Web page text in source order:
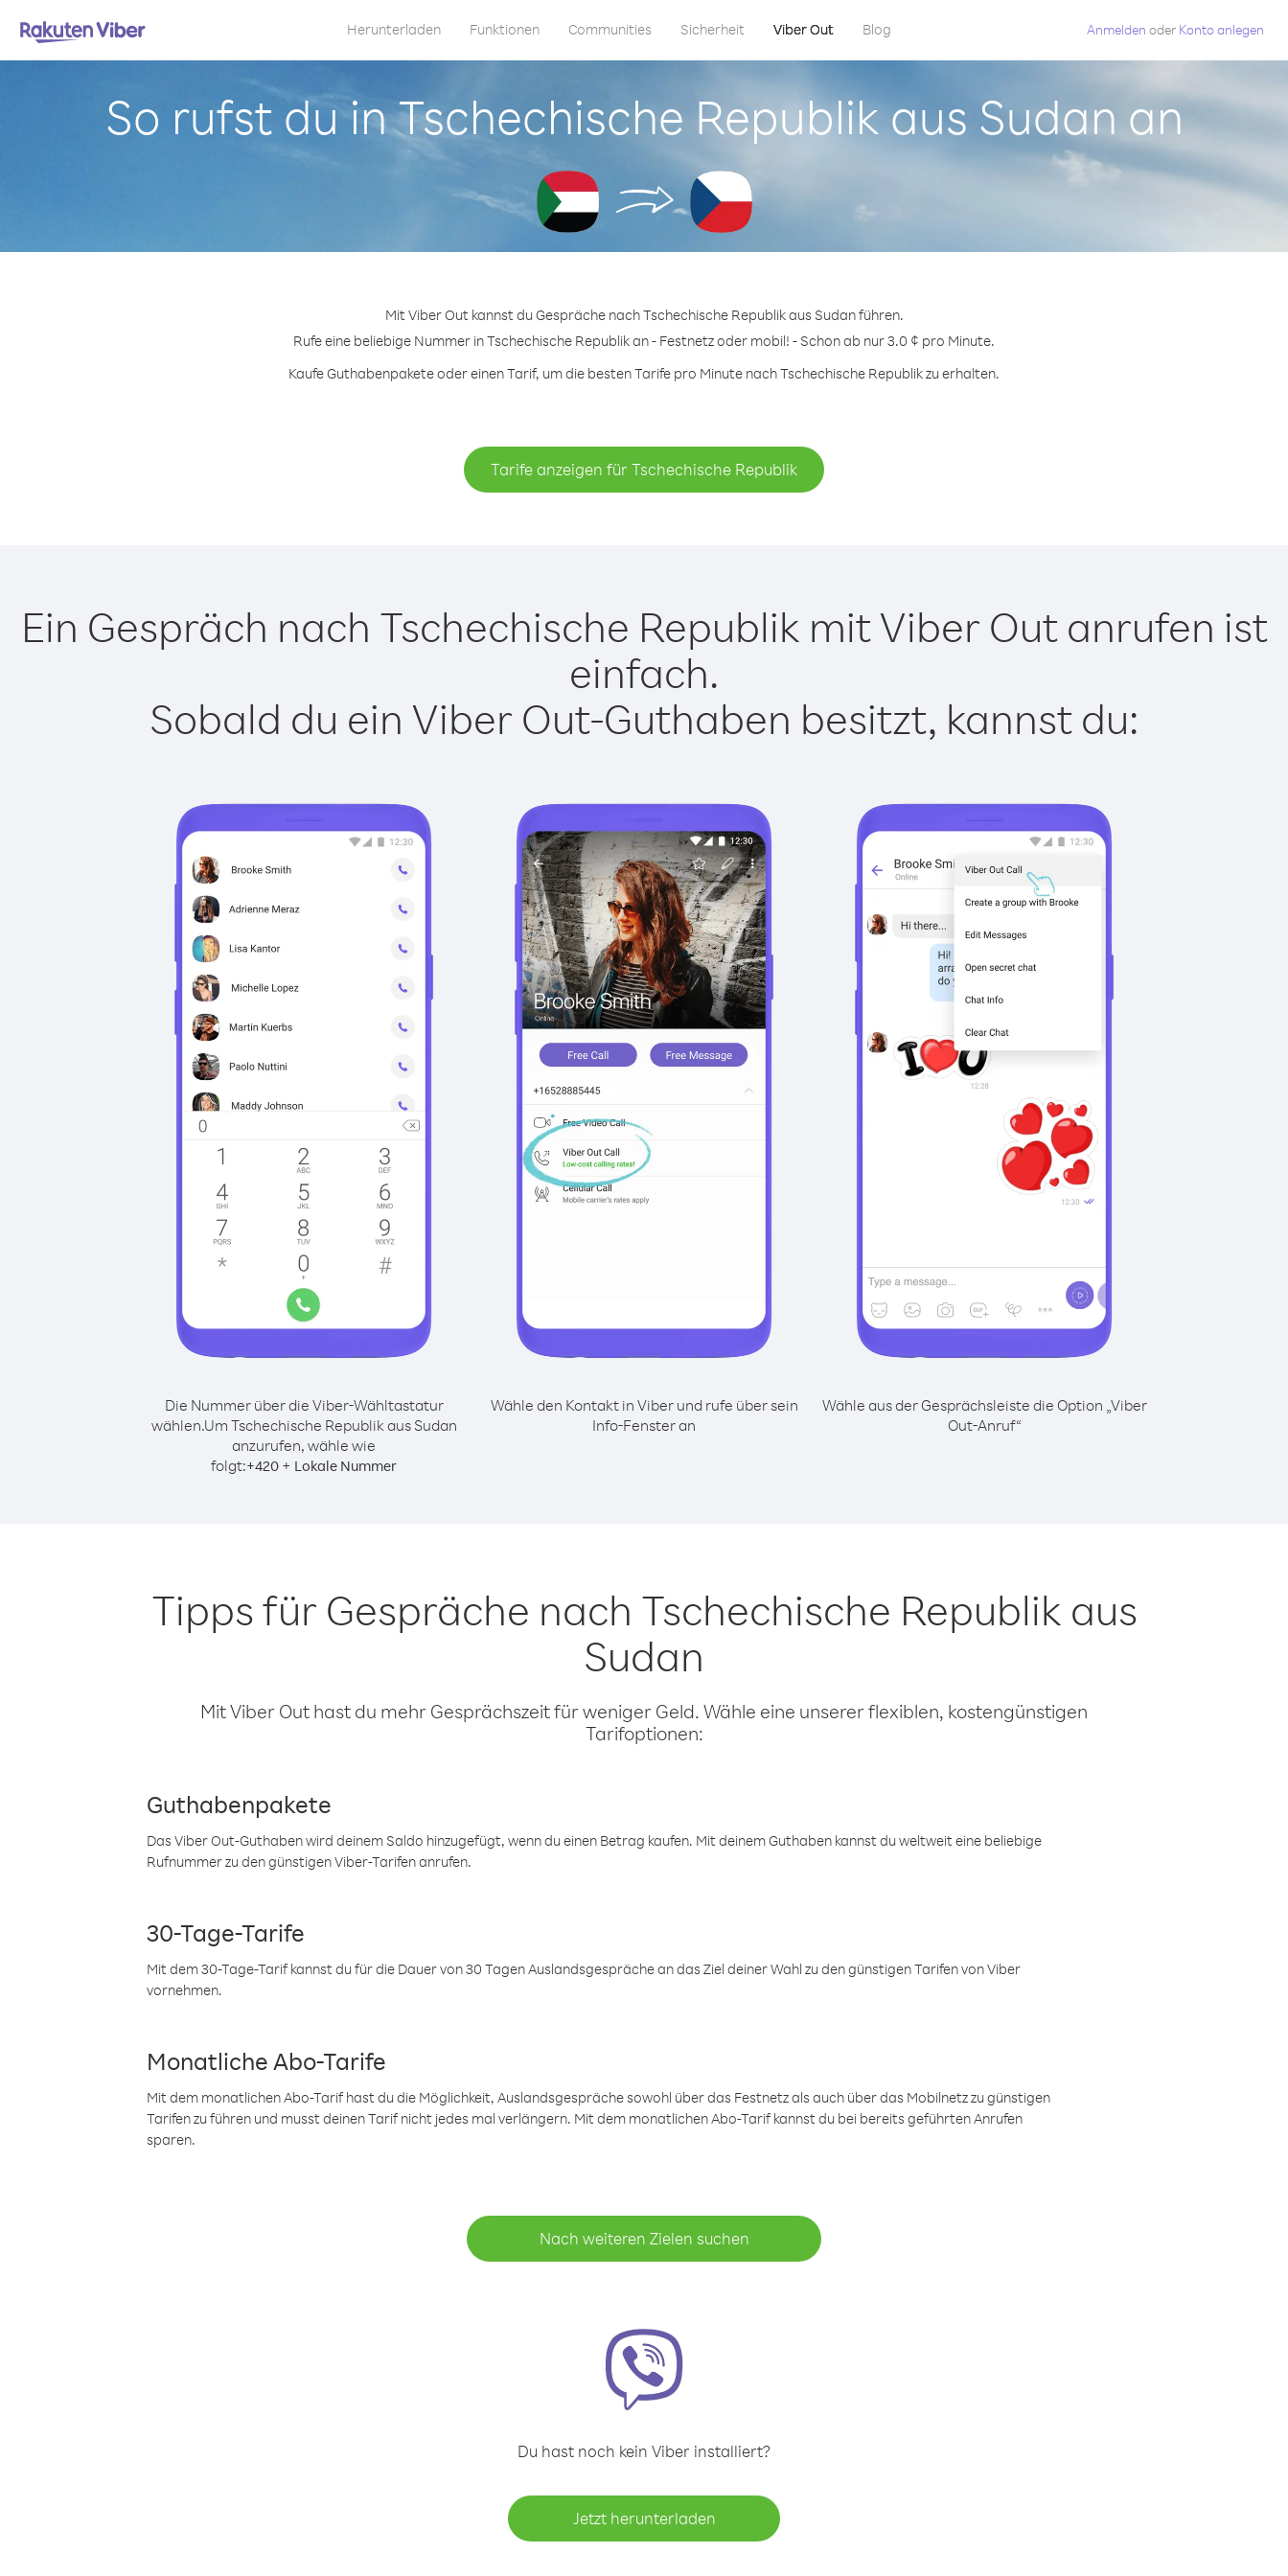
Herunterladen Funktionen Communities Sicherheit Viber Out Blog Anmelden oder Konto anlegen
So rufst du in Tschechische Republik aus Sudan an
Mit Viber Out kannst du Gespräche nach Tschechische Republik aus Sudan führen.
Rufe eine beliebige Nummer in Tschechische Republik an - Festnetz oder mobil! - Schon ab nur 3.0 ¢ pro Minute.
Kaufe Guthabenpakete oder einen Tarif, um die besten Tarife pro Minute nach Tschechische Republik zu erhalten.
Tarife anzeigen für Tschechische Republik
Ein Gespräch nach Tschechische Republik mit Viber Out anrufen ist
einfach.
Sobald du ein Viber Out-Guthaben besitzt, kannst du:
Die Nummer über die Viber-Wähltastatur
wählen.Um Tschechische Republik aus Sudan
anzurufen, wähle wie
folgt:+420 + Lokale Nummer
Wähle den Kontakt in Viber und rufe über sein
Info-Fenster an
Wähle aus der Gesprächsleiste die Option „Viber
Out-Anruf“
Tipps für Gespräche nach Tschechische Republik aus
Sudan
Mit Viber Out hast du mehr Gesprächszeit für weniger Geld. Wähle eine unserer flexiblen, kostengünstigen
Tarifoptionen:
Guthabenpakete
Das Viber Out-Guthaben wird deinem Saldo hinzugefügt, wenn du einen Betrag kaufen. Mit deinem Guthaben kannst du weltweit eine beliebige
Rufnummer zu den günstigen Viber-Tarifen anrufen.
30-Tage-Tarife
Mit dem 30-Tage-Tarif kannst du für die Dauer von 30 Tagen Auslandsgespräche an das Ziel deiner Wahl zu den günstigen Tarifen von Viber
vornehmen.
Monatliche Abo-Tarife
Mit dem monatlichen Abo-Tarif hast du die Möglichkeit, Auslandsgespräche sowohl über das Festnetz als auch über das Mobilnetz zu günstigen
Tarifen zu führen und musst deinen Tarif nicht jedes mal verlängern. Mit dem monatlichen Abo-Tarif kannst du bei bereits geführten Anrufen
sparen.
Nach weiteren Zielen suchen
Du hast noch kein Viber installiert?
Jetzt herunterladen